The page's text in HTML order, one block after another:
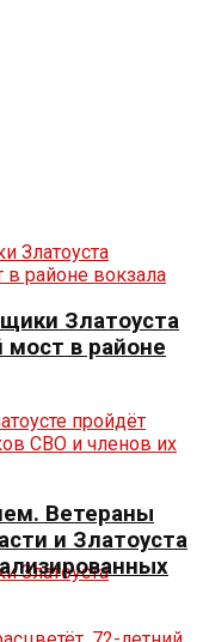
Златоуста
мост в районе
Ветераны
и Златоуста